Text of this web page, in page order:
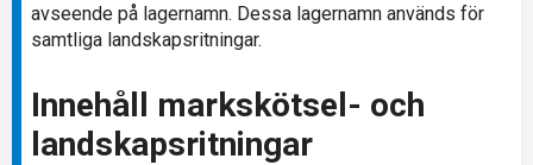
avseende på lagernamn. Dessa lagernamn används för
samtliga landskapsritningar.
Innehåll markskötsel- och
landskapsritningar